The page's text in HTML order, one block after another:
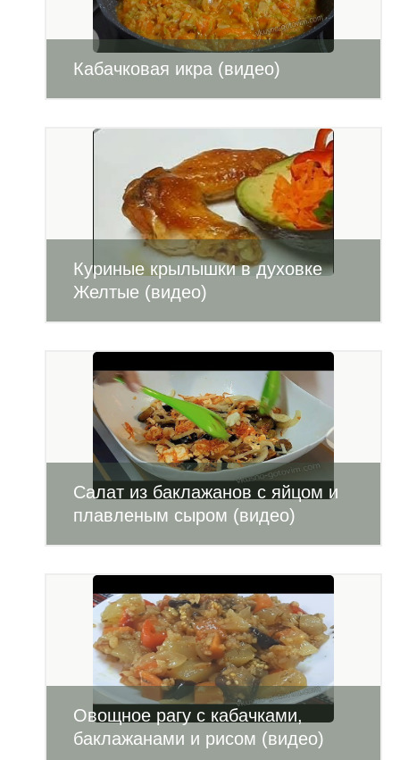
Кабачковая икра (видео)
Куриные крылышки в духовке
Желтые (видео)
Салат из баклажанов с яйцом и
плавленым сыром (видео)
Овощное рагу с кабачками,
баклажанами и рисом (видео)